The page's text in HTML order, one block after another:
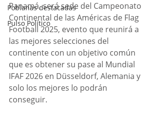
Poblanas destacadas
Pulso Político
Panamá, será sede del Campeonato
Continental de las Américas de Flag
Football 2025, evento que reunirá a
las mejores selecciones del
continente con un objetivo común
que es obtener su pase al Mundial
IFAF 2026 en Düsseldorf, Alemania y
solo los mejores lo podrán
conseguir.